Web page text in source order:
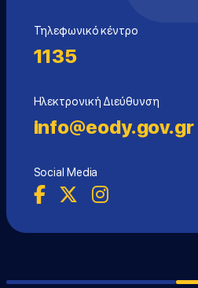
Τηλεφωνικό κέντρο
1135
Ηλεκτρονική Διεύθυνση
info@eody.gov.gr
Social Media